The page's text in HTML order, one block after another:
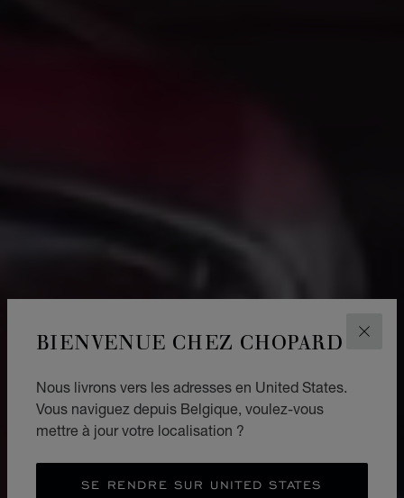
BIENVENUE CHEZ CHOPARD
Nous livrons vers les adresses en United States.
Vous naviguez depuis Belgique, voulez-vous
mettre à jour votre localisation ?
SE RENDRE SUR UNITED STATES